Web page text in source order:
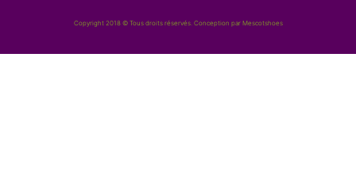
Copyright 2018 © Tous droits réservés. Conception par Mescotshoes